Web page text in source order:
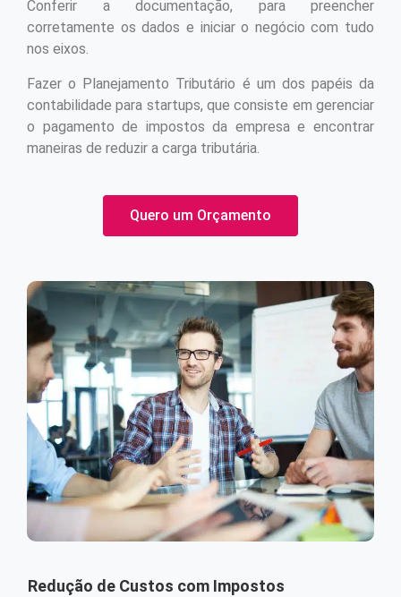
Conferir a documentação, para preencher
corretamente os dados e iniciar o negócio com tudo
nos eixos.
Fazer o Planejamento Tributário é um dos papéis da
contabilidade para startups, que consiste em gerenciar
o pagamento de impostos da empresa e encontrar
maneiras de reduzir a carga tributária.
Quero um Orçamento
Redução de Custos com Impostos